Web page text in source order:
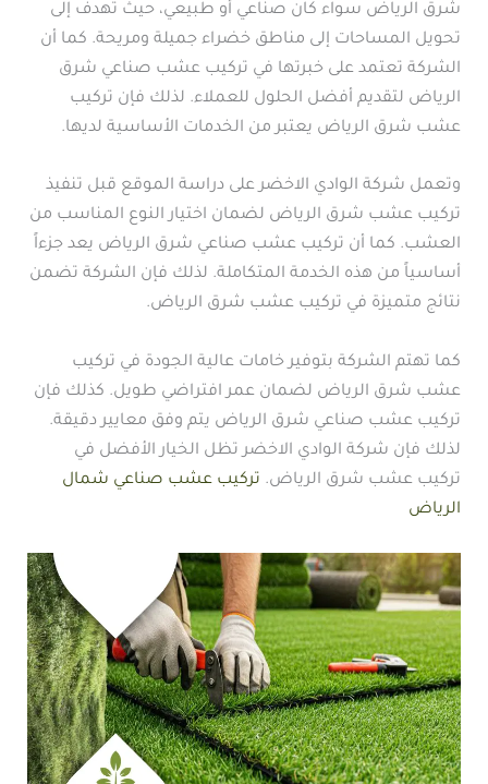
شرق الرياض سواء كان صناعي أو طبيعي، حيث تهدف إلى
تحويل المساحات إلى مناطق خضراء جميلة ومريحة. كما أن
الشركة تعتمد على خبرتها في تركيب عشب صناعي شرق
الرياض لتقديم أفضل الحلول للعملاء. لذلك فإن تركيب
عشب شرق الرياض يعتبر من الخدمات الأساسية لديها.
وتعمل شركة الوادي الاخضر على دراسة الموقع قبل تنفيذ
تركيب عشب شرق الرياض لضمان اختيار النوع المناسب من
العشب. كما أن تركيب عشب صناعي شرق الرياض يعد جزءاً
أساسياً من هذه الخدمة المتكاملة. لذلك فإن الشركة تضمن
نتائج متميزة في تركيب عشب شرق الرياض.
كما تهتم الشركة بتوفير خامات عالية الجودة في تركيب
عشب شرق الرياض لضمان عمر افتراضي طويل. كذلك فإن
تركيب عشب صناعي شرق الرياض يتم وفق معايير دقيقة.
لذلك فإن شركة الوادي الاخضر تظل الخيار الأفضل في
تركيب عشب شرق الرياض. تركيب عشب صناعي شمال
الرياض